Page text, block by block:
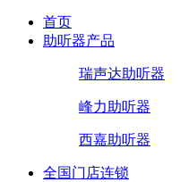
首页
助听器产品
瑞声达助听器
峰力助听器
西嘉助听器
全国门店连锁